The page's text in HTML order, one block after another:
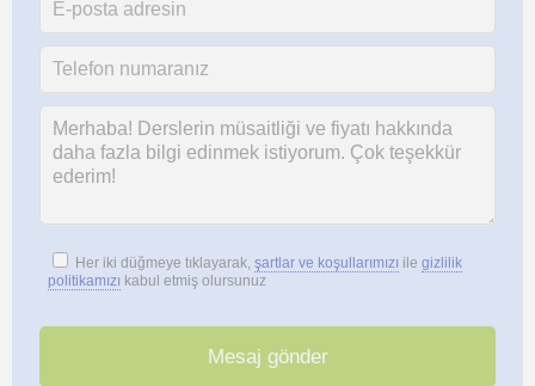
Her iki düğmeye tıklayarak, şartlar ve koşullarımızı ile gizlilik
politikamızı kabul etmiş olursunuz